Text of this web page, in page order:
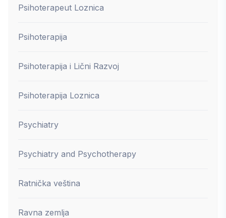
Psihoterapeut Loznica
Psihoterapija
Psihoterapija i Lični Razvoj
Psihoterapija Loznica
Psychiatry
Psychiatry and Psychotherapy
Ratnička veština
Ravna zemlja